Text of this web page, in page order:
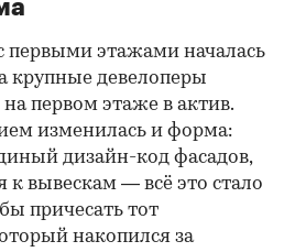
первыми этажами началась
крупные девелоперы
первом этаже в актив.
изменилась и форма:
дизайн-код фасадов,
к вывескам — всё это стало
причесать тот
накопился за